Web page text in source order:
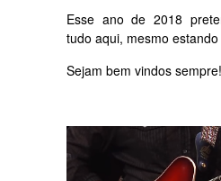
Esse ano de 2018
tudo aqui, mesmo estando
Sejam bem vindos sempre!